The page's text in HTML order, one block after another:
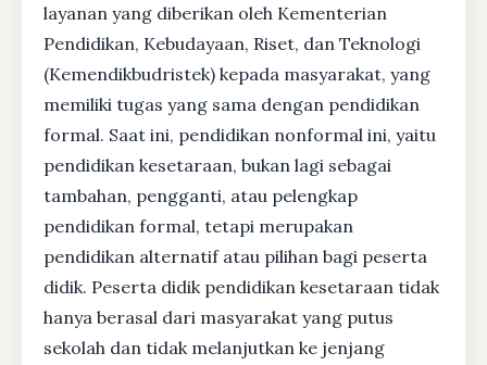
layanan yang diberikan oleh Kementerian
Pendidikan, Kebudayaan, Riset, dan Teknologi
(Kemendikbudristek) kepada masyarakat, yang
memiliki tugas yang sama dengan pendidikan
formal. Saat ini, pendidikan nonformal ini, yaitu
pendidikan kesetaraan, bukan lagi sebagai
tambahan, pengganti, atau pelengkap
pendidikan formal, tetapi merupakan
pendidikan alternatif atau pilihan bagi peserta
didik. Peserta didik pendidikan kesetaraan tidak
hanya berasal dari masyarakat yang putus
sekolah dan tidak melanjutkan ke jenjang